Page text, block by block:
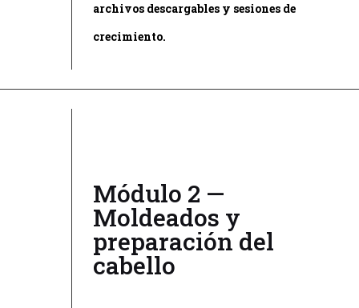
archivos descargables y sesiones de
crecimiento.
Módulo 2 —
Moldeados y
preparación del
cabello